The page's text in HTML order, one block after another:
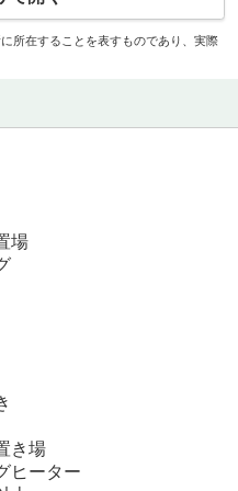
所在することを表すものであり、実際
場
き場
ヒーター